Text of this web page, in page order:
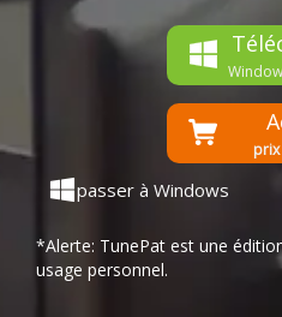
prix
passer à Windows
*Alerte: TunePat est une
usage personnel.